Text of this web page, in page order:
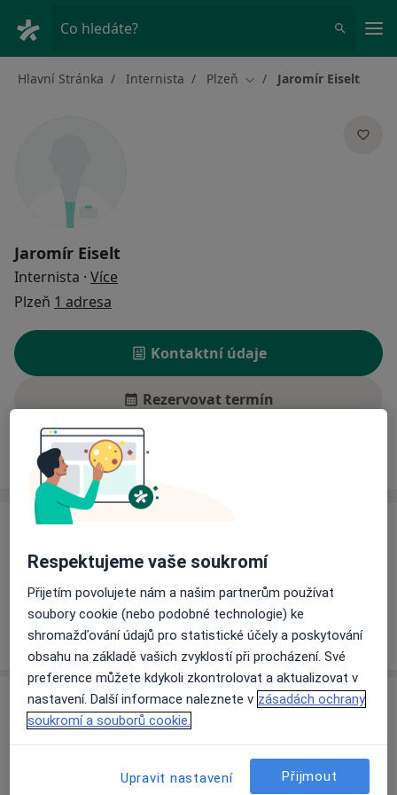
Co hledáte?
Hlavní Stránka Internista Plzeň Změna města
Jaromír Eiselt
Jaromír Eiselt
Internista · Více
Plzeň 1 adresa
Kontaktní údaje
Rezervovat termín
Ceník
Informace o službách a cenách nejsou k dispozici
Tento specialista ještě nepřidával žádné informace o
svých službách.
Adresa
Respektujeme vaše soukromí
Přijetím povolujete nám a našim partnerům používat
soubory cookie (nebo podobné technologie) ke
shromažďování údajů pro statistické účely a poskytování
obsahu na základě vašich zvyklostí při procházení. Své
preference můžete kdykoli zkontrolovat a aktualizovat v
nastavení. Další informace naleznete v zásadách ochrany
soukromí a souborů cookie.
Upravit nastavení Přijmout